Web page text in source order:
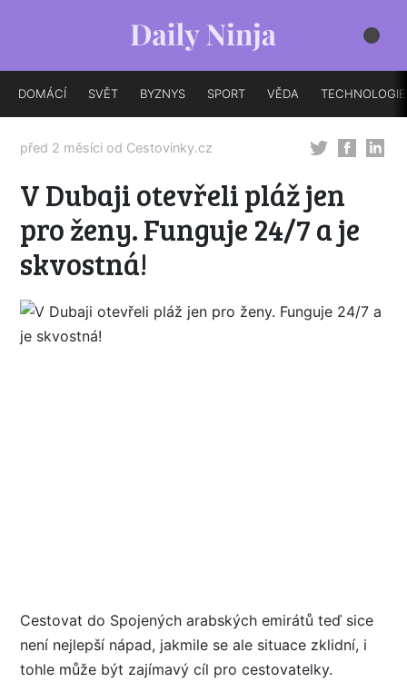
DOMÁCÍ SVĚT BYZNYS SPORT VĚDA TECHNOLOGIE
před 2 měsíci od Cestovinky.cz
V Dubaji otevřeli pláž jen
pro ženy. Funguje 24/7 a je
skvostná!
Cestovat do Spojených arabských emirátů teď sice
není nejlepší nápad, jakmile se ale situace zklidní, i
tohle může být zajímavý cíl pro cestovatelky.